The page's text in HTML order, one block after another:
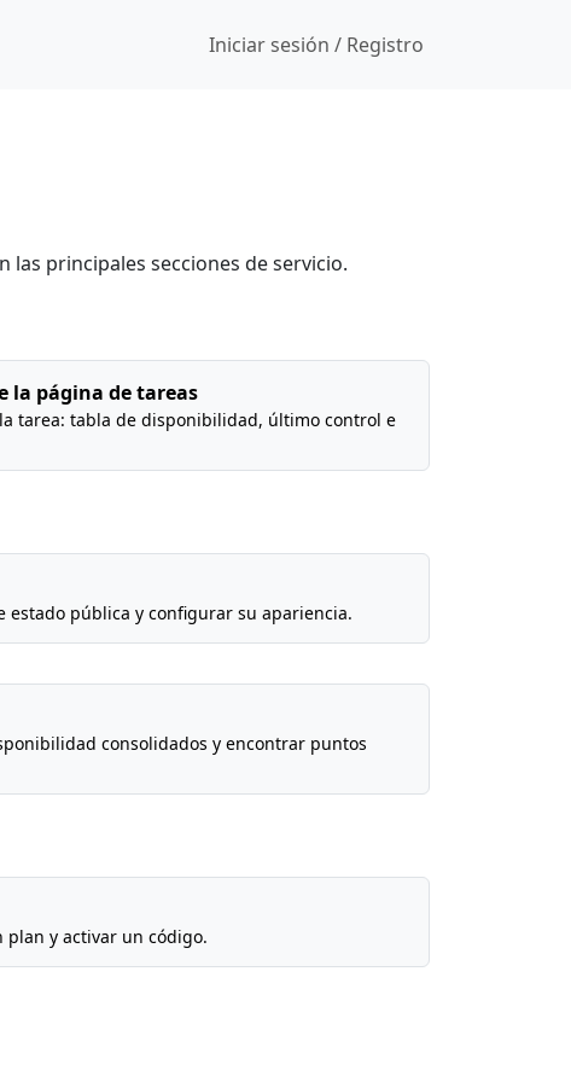
Iniciar sesión / Registro
principales secciones de servicio.
la página de tareas
tarea: tabla de disponibilidad, último control e
estado pública y configurar su apariencia.
consolidados y encontrar puntos
plan y activar un código.